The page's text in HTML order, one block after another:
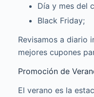
Día y mes del
Black Friday;
Revisamos a diario
mejores cupones
Promoción de
El verano es la